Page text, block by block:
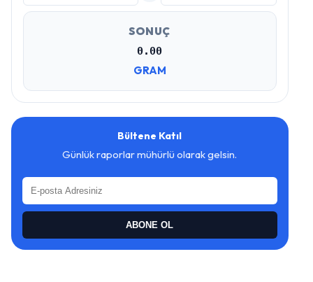
SONUÇ
0.00
GRAM
Bültene Katıl
Günlük raporlar mühürlü olarak gelsin.
ABONE OL